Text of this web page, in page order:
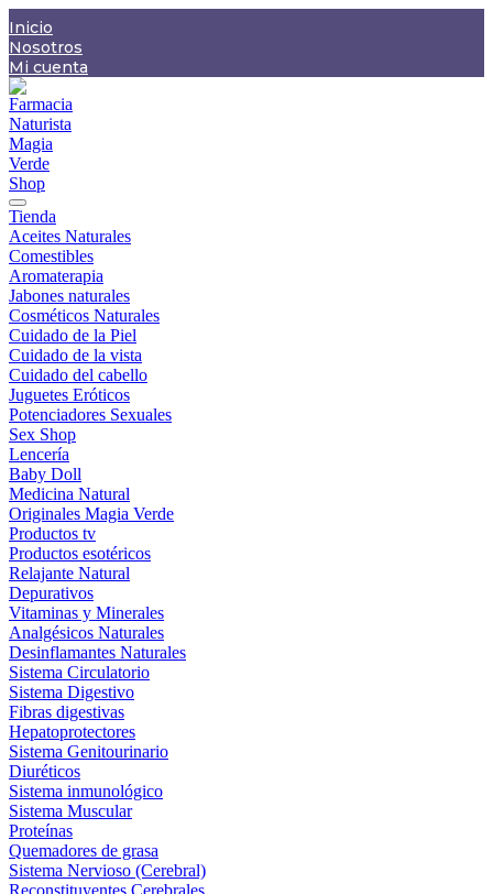
Saltar
al
contenido
Inicio
Nosotros
Mi cuenta
Tienda
Aceites Naturales
Comestibles
Aromaterapia
Jabones naturales
Cosméticos Naturales
Cuidado de la Piel
Cuidado de la vista
Cuidado del cabello
Juguetes Eróticos
Potenciadores Sexuales
Sex Shop
Lencería
Baby Doll
Medicina Natural
Originales Magia Verde
Productos tv
Productos esotéricos
Relajante Natural
Depurativos
Vitaminas y Minerales
Analgésicos Naturales
Desinflamantes Naturales
Sistema Circulatorio
Sistema Digestivo
Fibras digestivas
Hepatoprotectores
Sistema Genitourinario
Diuréticos
Sistema inmunológico
Sistema Muscular
Proteínas
Quemadores de grasa
Sistema Nervioso (Cerebral)
Reconstituyentes Cerebrales